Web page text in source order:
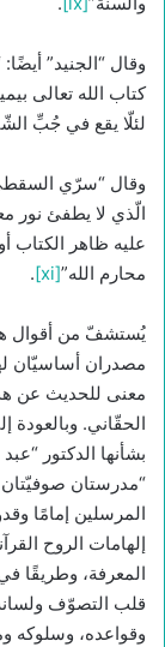
وقال “الجنيد”
كتاب الله تعالى
لئلّا يقع في جُبِّ
الّذي لا يطفئ نور
عليه ظاهر الكتاب
محارم الله”[xi]
.
يُستشفّ من أقوال
مصدران أساسيّان
معنى للحديث عن
الحقّاني.
بشأنها الدكتور
“مدرستان صوفيّتان
المرسلين إمامًا
إلهامات الروح
المعرفة، وطريقًا
قلب التصوّف
وقواعده، وسلوكه